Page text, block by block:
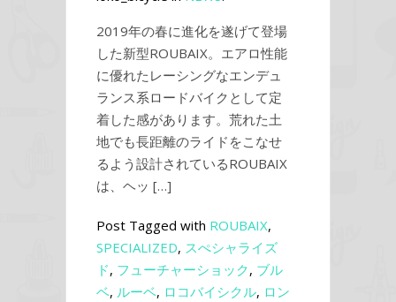
2019年の春に進化を遂げて登場
した新型ROUBAIX。エアロ性能
に優れたレーシングなエンデュ
ランス系ロードバイクとして定
着した感があります。荒れた土
地でも長距離のライドをこなせ
るよう設計されているROUBAIX
は、ヘッ […]
Post Tagged with ROUBAIX,
SPECIALIZED, スぺシャライズ
ド, フューチャーショック, ブル
ベ, ルーベ, ロコバイシクル, ロン